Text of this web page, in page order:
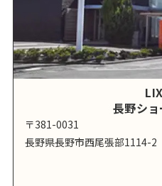
長野シ
〒381-0031
長野県長野市西尾張部1114-2